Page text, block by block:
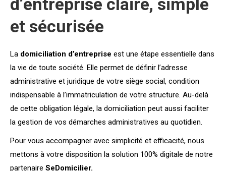
et sécurisée
La domiciliation d’entreprise est une étape essentielle dans
la vie de toute société. Elle permet de définir l’adresse
administrative et juridique de votre siège social, condition
indispensable à l’immatriculation de votre structure. Au-delà
de cette obligation légale, la domiciliation peut aussi faciliter
la gestion de vos démarches administratives au quotidien.
Pour vous accompagner avec simplicité et efficacité, nous
mettons à votre disposition la solution 100% digitale de notre
partenaire SeDomicilier.